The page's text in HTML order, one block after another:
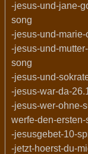
-jesus-und-jane-
song
-jesus-und-marie-
-jesus-und-
song
-jesus-und-
-jesus-war-da-
-jesus-wer-ohne-
werfe-den-ersten-
-jesusgebet-10-
-jetzt-hoerst-du-